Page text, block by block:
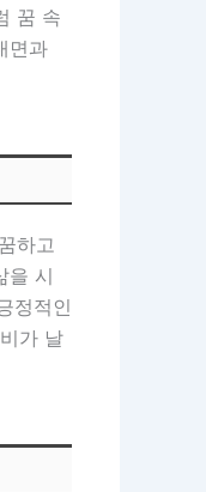
꿈 속
면과
하고
을 시
정적인
가 날